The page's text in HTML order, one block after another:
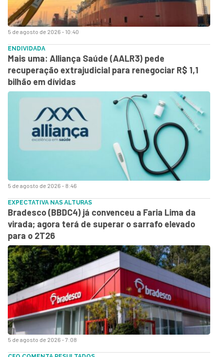
5 de agosto de 2026 - 10:40
5 de agosto de 2026 - 8:46
ENDIVIDADA
Mais uma: Alliança Saúde (AALR3) pede
recuperação extrajudicial para renegociar R$ 1,1
bilhão em dívidas
5 de agosto de 2026 - 7:08
EXPECTATIVA NAS ALTURAS
Bradesco (BBDC4) já convenceu a Faria Lima da
virada; agora terá de superar o sarrafo elevado
para o 2T26